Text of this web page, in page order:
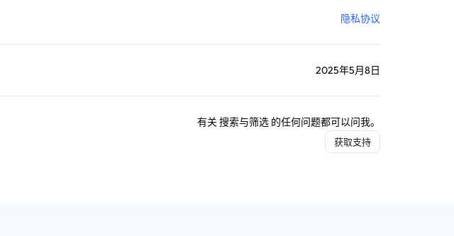
隐私协议
2025年5月8日
有关 搜索与筛选 的任何问题都可以问我。
获取支持